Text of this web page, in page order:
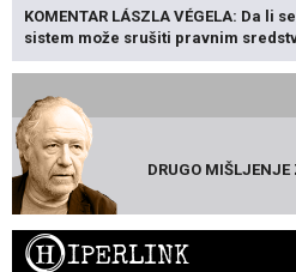
KOMENTAR LÁSZLA VÉGELA: Da li
sistem može srušiti pravnim
DRUGO
HIPERLINK